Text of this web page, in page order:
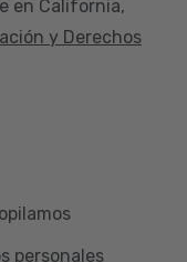
en California,
y Derechos
personales